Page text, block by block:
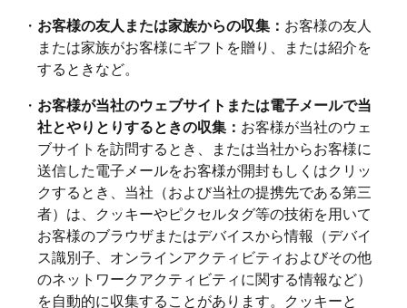
・ お客様の友人または家族からの収集： お客様の友人
または家族がお客様にギフトを贈り、または紹介を
するときなど。
・ お客様が当社のウェブサイトまたは電子メールで当
社とやりとりするときの収集： お客様が当社のウェ
ブサイトを訪問するとき、または当社からお客様に
送信した電子メールをお客様が開封もしくはクリッ
クするとき、当社（および当社の提携先である第三
者）は、クッキーやピクセルタグ等の技術を用いて
お客様のブラウザまたはデバイスから情報（デバイ
ス識別子、オンラインアクティビティおよびその他
のネットワークアクティビティに関する情報など）
を自動的に収集することがあります。クッキーと